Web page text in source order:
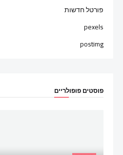
פורטל חדשות
pexels
postimg
פוסטים פופולריים